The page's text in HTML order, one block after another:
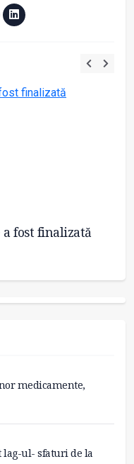
fost finalizată
medicamente,
lag-ul- sfaturi de la